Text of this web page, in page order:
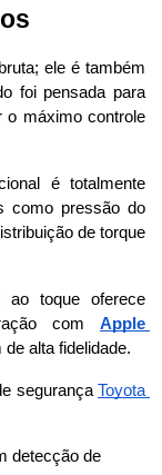
ele é também
foi pensada para
o máximo controle
é totalmente
como pressão do
de torque
toque oferece
com Apple
alta fidelidade.
segurança Toyota
detecção de